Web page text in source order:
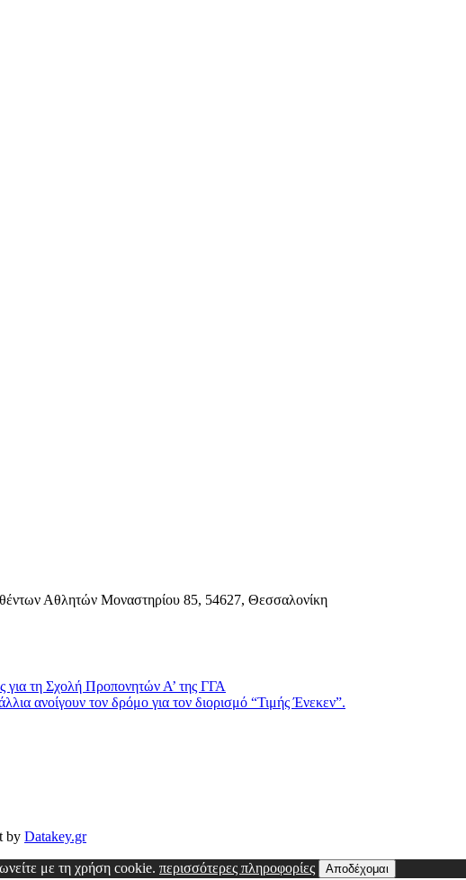
Αθλητών Μοναστηρίου 85, 54627, Θεσσαλονίκη
για τη Σχολή Προπονητών Α’ της ΓΓΑ
ανοίγουν τον δρόμο για τον διορισμό “Τιμής Ένεκεν”.
by Datakey.gr
με τη χρήση cookie. περισσότερες πληροφορίες Αποδέχομαι